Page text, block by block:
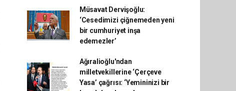
Müsavat Dervişoğlu:
‘Cesedimizi çiğnemeden yeni
bir cumhuriyet inşa
edemezler’
Ağıralioğlu'ndan
milletvekillerine ‘Çerçeve
Yasa’ çağrısı: ‘Yemininizi bir